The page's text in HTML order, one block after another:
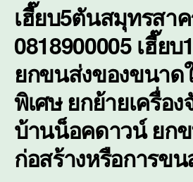
เฮี๊ยบ5ตันสมุทรสา
0818900005 เฮี๊ย
ยกขนส่งของขนา
พิเศษ ยกย้ายเครื่อ
บ้านน็อคดาวน์ ยก
ก่อสร้างหรือการข